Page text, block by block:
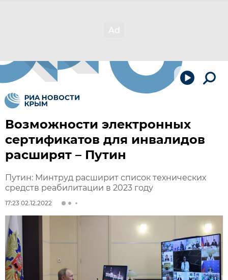
Возможности электронных
сертификатов для инвалидов
расширят – Путин
Путин: Минтруд расширит список технических
средств реабилитации в 2023 году
17:23 02.12.2022